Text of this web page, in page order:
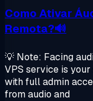
Como Ativar
Remota?🔊
💡 Note: Facing
VPS service is
with full admin
from audio and